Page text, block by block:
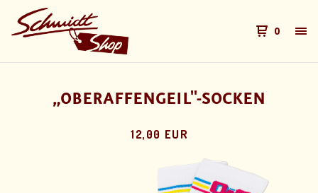
0
„OBERAFFENGEIL"-SOCKEN
12,00 EUR